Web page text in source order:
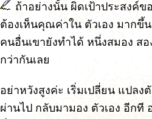
ถ้าอย่างนั้น ผิดเป้าประสงค์
ต้องเห็นคุณค่าใน ตัวเอง มากขึ้
คนอื่นเขายังทำได้ หนึ่งสมอง ส
กว่ากันเลย
อย่าหวังสูงค่ะ เริ่มเปลี่ยน แปลง
ผ่านไป กลับมามอง ตัวเอง อีกที